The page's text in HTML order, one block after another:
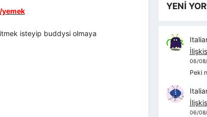
isteyip buddysi olmaya
YENİ
06/
Peki
06/